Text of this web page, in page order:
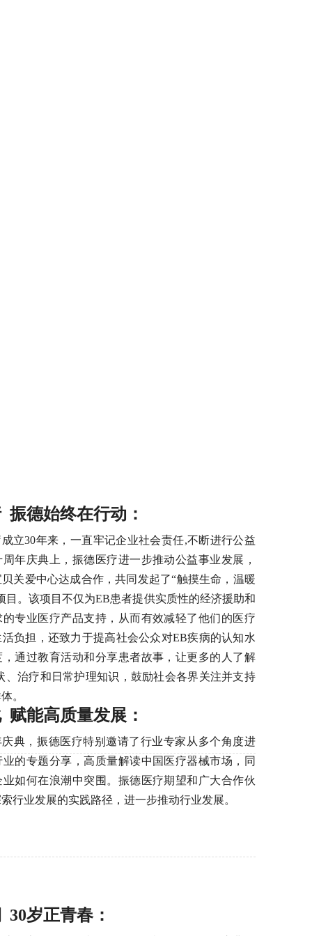
振德始终在行动：
立30年来，一直牢记企业社会责任,不断进行公益
年庆典上，振德医疗进一步推动公益事业发展，
关爱中心达成合作，共同发起了“触摸生命，温暖
目。该项目不仅为EB患者提供实质性的经济援助和
专业医疗产品支持，从而有效减轻了他们的医疗
负担，还致力于提高社会公众对EB疾病的认知水
通过教育活动和分享患者故事，让更多的人了解
、治疗和日常护理知识，鼓励社会各界关注并支持
。
赋能高质量发展：
典，振德医疗特别邀请了行业专家从多个角度进
的专题分享，高质量解读中国医疗器械市场，同
如何在浪潮中突围。振德医疗期望和广大合作伙
行业发展的实践路径，进一步推动行业发展。
岁正青春：